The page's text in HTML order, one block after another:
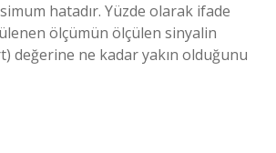
hatadır. Yüzde olarak ifade
ölçümün ölçülen sinyalin
değerine ne kadar yakın olduğunu